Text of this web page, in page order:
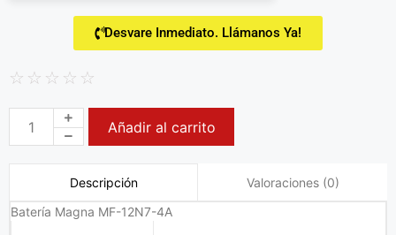
Desvare Inmediato. Llámanos Ya!
☆ ☆ ☆ ☆ ☆
Añadir al carrito
Descripción
Valoraciones (0)
Batería Magna MF-12N7-4A